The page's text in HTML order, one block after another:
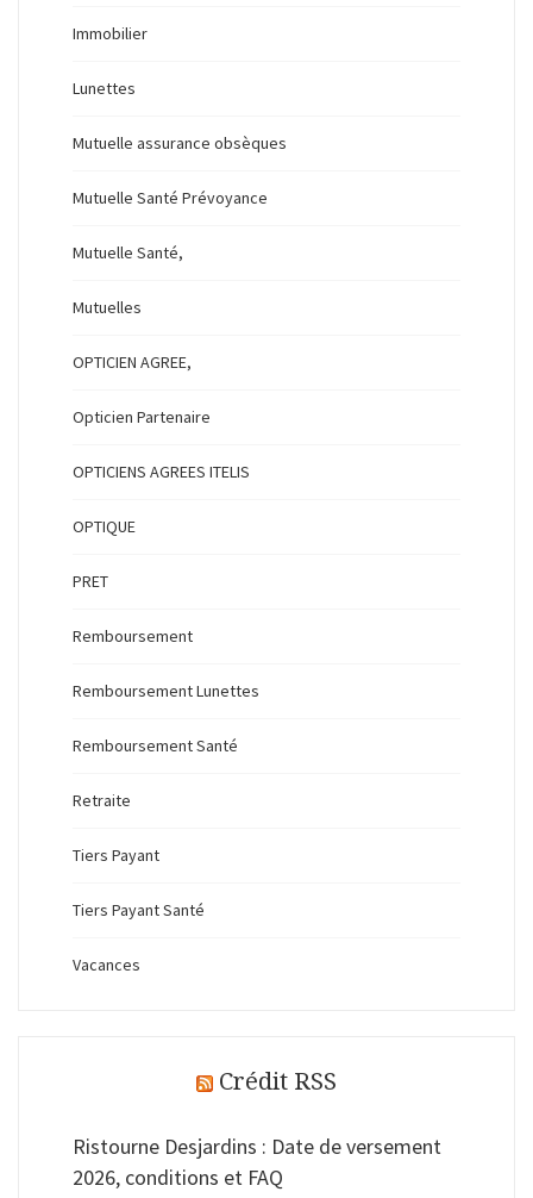
Immobilier
Lunettes
Mutuelle assurance obsèques
Mutuelle Santé Prévoyance
Mutuelle Santé,
Mutuelles
OPTICIEN AGREE,
Opticien Partenaire
OPTICIENS AGREES ITELIS
OPTIQUE
PRET
Remboursement
Remboursement Lunettes
Remboursement Santé
Retraite
Tiers Payant
Tiers Payant Santé
Vacances
Crédit RSS
Ristourne Desjardins : Date de versement
2026, conditions et FAQ